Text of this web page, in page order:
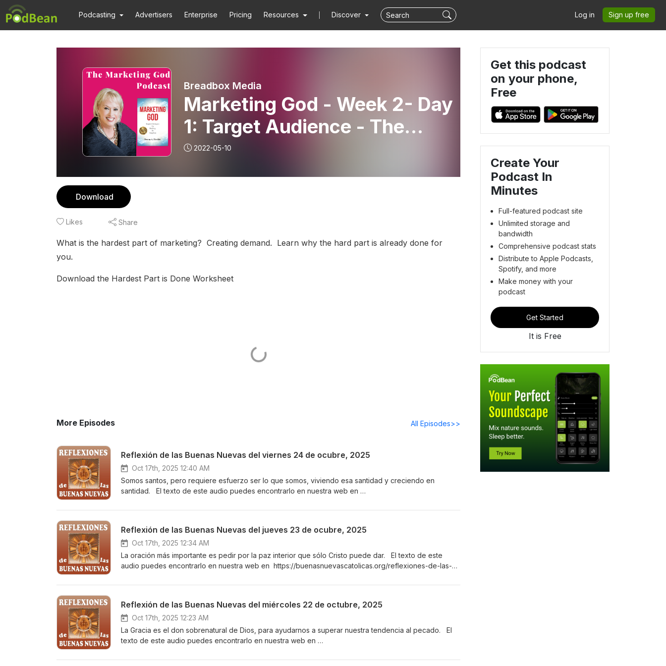
Podcasting Advertisers Enterprise Pricing Resources Discover Log in Sign up free
Breadbox Media
Marketing God - Week 2- Day
1: Target Audience - The
Hardest Part is Done
2022-05-10
Download
Likes Share
What is the hardest part of marketing? Creating demand. Learn why the hard part is already done for
you.
Download the Hardest Part is Done Worksheet
More Episodes All Episodes>>
Reflexión de las Buenas Nuevas del viernes 24 de ocubre, 2025
Oct 17th, 2025 12:40 AM
Somos santos, pero requiere esfuerzo ser lo que somos, viviendo esa santidad y creciendo en
santidad. El texto de este audio puedes encontrarlo en nuestra web en
recibir las Reflexiones de las Buenas Nuevas por correo electrónico o por mensaje de texto a tu
Reflexión de las Buenas Nuevas del jueves 23 de ocubre, 2025
Oct 17th, 2025 12:34 AM
La oración más importante es pedir por la paz interior que sólo Cristo puede dar. El texto de este
audio puedes encontrarlo en nuestra web en https://buenasnuevascatolicas.org/reflexiones-de-las-
electrónico o por mensaje de texto a tu celular en
Reflexión de las Buenas Nuevas del miércoles 22 de octubre, 2025
Oct 17th, 2025 12:23 AM
La Gracia es el don sobrenatural de Dios, para ayudarnos a superar nuestra tendencia al pecado. El
texto de este audio puedes encontrarlo en nuestra web en
recibir las Reflexiones de las Buenas Nuevas por correo electrónico o por mensaje de texto a tu
Get this podcast
on your phone,
Free
Create Your
Podcast In
Minutes
Full-featured podcast site
Unlimited storage and
bandwidth
Comprehensive podcast stats
Distribute to Apple Podcasts,
Spotify, and more
Make money with your
podcast
Get Started
It is Free